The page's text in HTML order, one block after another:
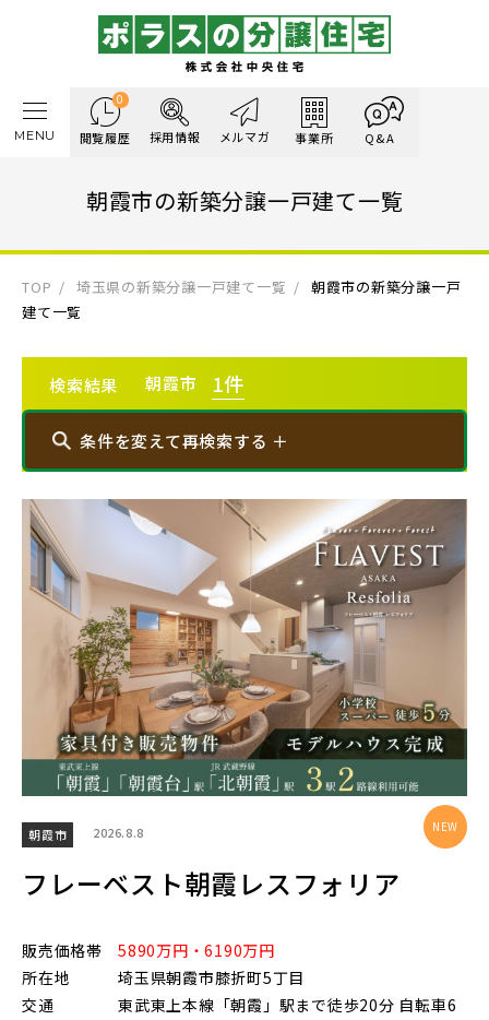
0
閲覧履歴 採用情報 メルマガ 事業所 Q&A
MENU
朝霞市の新築分譲一戸建て一覧
TOP 埼玉県の新築分譲一戸建て一覧
朝霞市の新築分譲一戸
建て一覧
検索結果 朝霞市 1件
条件を変えて再検索する ＋
エリアから探す
埼玉・中央エリア(50)
さいたま市(19)
さいたま市西区(4)
さいたま市北区(2)
さいたま市大宮区(0)
さいたま市見沼区(5)
さいたま市浦和区(0)
さいたま市緑区(1)
さいたま市岩槻区(0)
川越市(3)
川口市(11)
上尾市(2)
蕨市(0)
戸田市(0)
朝霞市 2026.8.8
フレーベスト朝霞レスフォリア
販売価格帯
5890万円・6190万円
所在地
埼玉県朝霞市膝折町5丁目
交通
東武東上本線「朝霞」駅まで徒歩20分 自転車6